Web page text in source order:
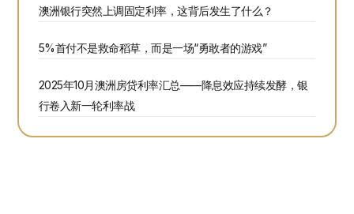
澳洲银行突然上调固定利率，这背后发生了什么？
5%首付不是救命稻草，而是一场“勇敢者的游戏”
2025年10月澳洲房贷利率汇总——降息效应持续发酵，银
行卷入新一轮利率战